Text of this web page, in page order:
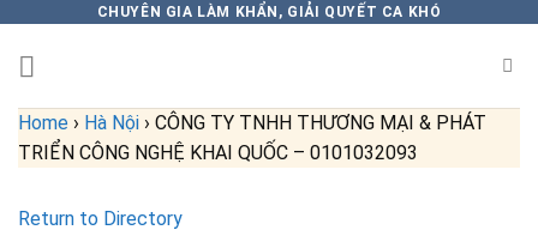
content
CHUYÊN GIA LÀM KHẨN, GIẢI QUYẾT CA KHÓ
Home › Hà Nội › CÔNG TY TNHH THƯƠNG MẠI & PHÁT
TRIỂN CÔNG NGHỆ KHAI QUỐC – 0101032093
Return to Directory